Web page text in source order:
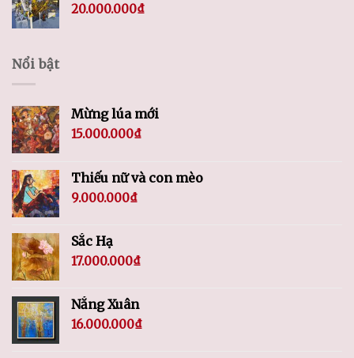
20.000.000₫
Nổi bật
Mừng lúa mới
15.000.000₫
Thiếu nữ và con mèo
9.000.000₫
Sắc Hạ
17.000.000₫
Nắng Xuân
16.000.000₫